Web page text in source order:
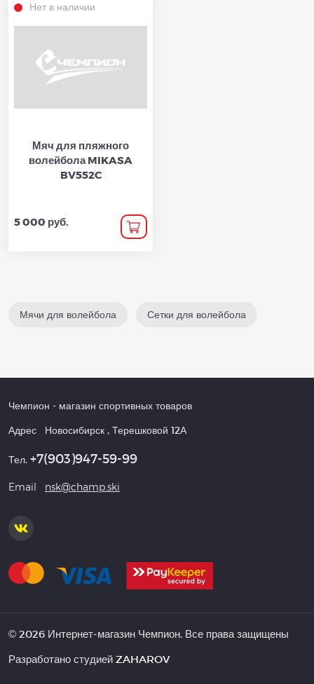
Нет в наличии
Мяч для пляжного
волейбола MIKASA
BV552C
5 000 руб.
Мячи для волейбола Сетки для волейбола
Чемпион - магазин спортивных товаров
Адрес Новосибирск , Терешковой 12А
Тел. +7(903)947-59-99
Email nsk@champ.ski
© 2026 Интернет-магазин Чемпион. Все права защищены
Разработано студией ZAHAROV